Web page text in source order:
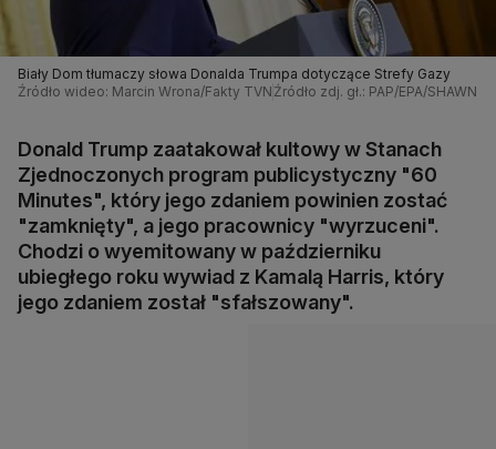
Biały Dom tłumaczy słowa Donalda Trumpa dotyczące Strefy Gazy
Źródło wideo: Marcin Wrona/Fakty TVN Źródło zdj. gł.: PAP/EPA/SHAWN
Donald Trump zaatakował kultowy w Stanach
Zjednoczonych program publicystyczny "60
Minutes", który jego zdaniem powinien zostać
"zamknięty", a jego pracownicy "wyrzuceni".
Chodzi o wyemitowany w październiku
ubiegłego roku wywiad z Kamalą Harris, który
jego zdaniem został "sfałszowany".